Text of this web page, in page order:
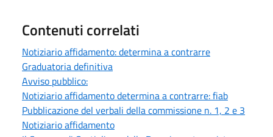
Contenuti correlati
Notiziario affidamento: determina a contrarre
Graduatoria definitiva
Avviso pubblico:
Notiziario affidamento determina a contrarre: fiab
Pubblicazione del verbali della commissione n. 1, 2 e 3
Notiziario affidamento